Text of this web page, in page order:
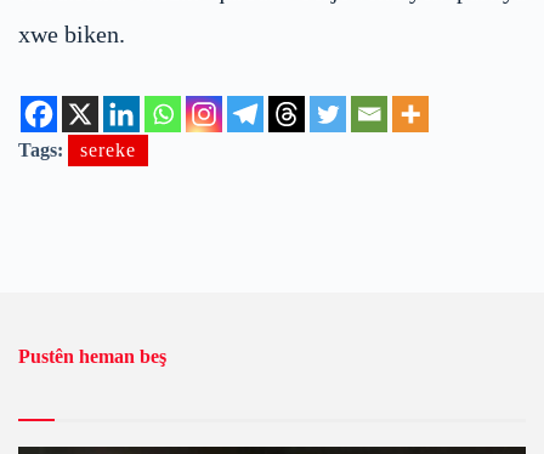
xwe biken.
Tags: sereke
Pustên heman beş